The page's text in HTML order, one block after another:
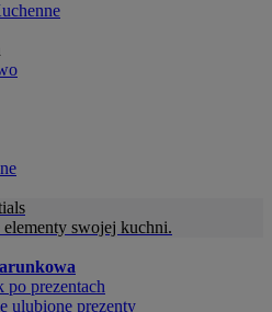
elementy swojej kuchni.
po prezentach
ulubione prezenty